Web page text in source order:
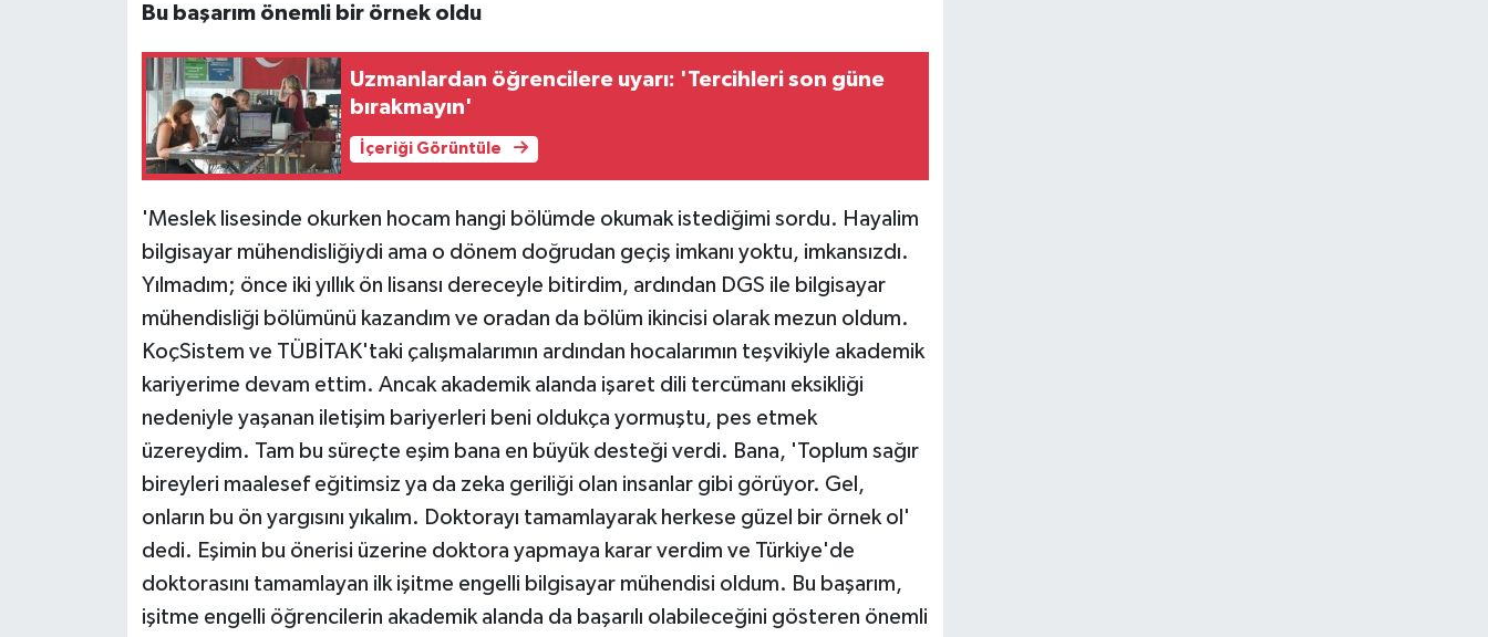
Bu başarım önemli bir örnek oldu
Uzmanlardan öğrencilere uyarı: 'Tercihleri son güne
bırakmayın'
İçeriği Görüntüle
'Meslek lisesinde okurken hocam hangi bölümde okumak istediğimi sordu. Hayalim
bilgisayar mühendisliğiydi ama o dönem doğrudan geçiş imkanı yoktu, imkansızdı.
Yılmadım; önce iki yıllık ön lisansı dereceyle bitirdim, ardından DGS ile bilgisayar
mühendisliği bölümünü kazandım ve oradan da bölüm ikincisi olarak mezun oldum.
KoçSistem ve TÜBİTAK'taki çalışmalarımın ardından hocalarımın teşvikiyle akademik
kariyerime devam ettim. Ancak akademik alanda işaret dili tercümanı eksikliği
nedeniyle yaşanan iletişim bariyerleri beni oldukça yormuştu, pes etmek
üzereydim. Tam bu süreçte eşim bana en büyük desteği verdi. Bana, 'Toplum sağır
bireyleri maalesef eğitimsiz ya da zeka geriliği olan insanlar gibi görüyor. Gel,
onların bu ön yargısını yıkalım. Doktorayı tamamlayarak herkese güzel bir örnek ol'
dedi. Eşimin bu önerisi üzerine doktora yapmaya karar verdim ve Türkiye'de
doktorasını tamamlayan ilk işitme engelli bilgisayar mühendisi oldum. Bu başarım,
işitme engelli öğrencilerin akademik alanda da başarılı olabileceğini gösteren önemli